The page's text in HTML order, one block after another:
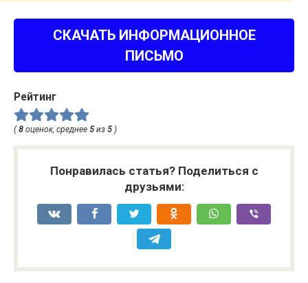
СКАЧАТЬ ИНФОРМАЦИОННОЕ
ПИСЬМО
Рейтинг
(8 оценок, среднее 5 из 5 )
Понравилась статья? Поделиться с
друзьями: